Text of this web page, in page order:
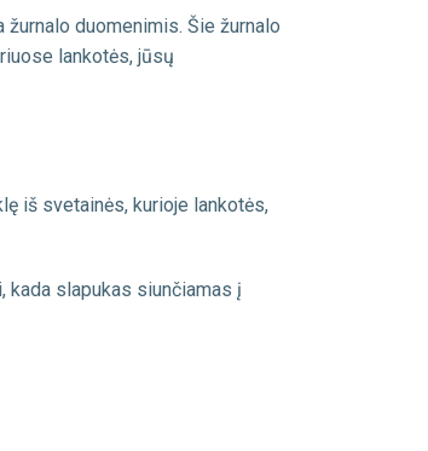
duomenimis. Šie žurnalo
lankotės, jūsų
iš svetainės, kurioje lankotės,
kada slapukas siunčiamas į